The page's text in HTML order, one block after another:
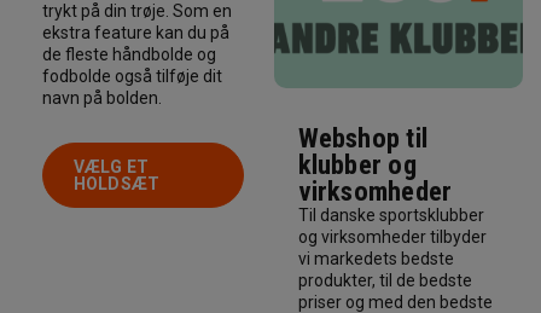
trykt på din trøje. Som en
ekstra feature kan du på
de fleste håndbolde og
fodbolde også tilføje dit
navn på bolden.
VÆLG ET
HOLDSÆT
Webshop til
klubber og
virksomheder
Til danske sportsklubber
og virksomheder tilbyder
vi markedets bedste
produkter, til de bedste
priser og med den bedste